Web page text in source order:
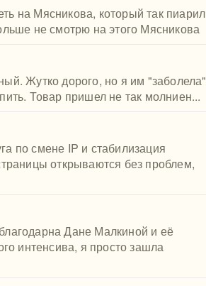
на Мясникова, который так пиарил
не смотрю на этого Мясникова
Жутко дорого, но я им "заболела"
Товар пришел не так молниен...
по смене IP и стабилизация
открываются без проблем,
Дане Малкиной и её
интенсива, я просто зашла